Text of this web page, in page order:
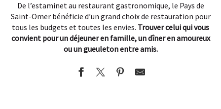
De l’estaminet au restaurant gastronomique, le Pays de
Saint-Omer bénéficie d’un grand choix de restauration pour
tous les budgets et toutes les envies. Trouver celui qui vous
convient pour un déjeuner en famille, un dîner en amoureux
ou un gueuleton entre amis.